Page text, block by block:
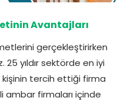
Avantajları
gerçekleştirirken
yıldır sektörde en iyi
tercih ettiği firma
ambar firmaları içinde